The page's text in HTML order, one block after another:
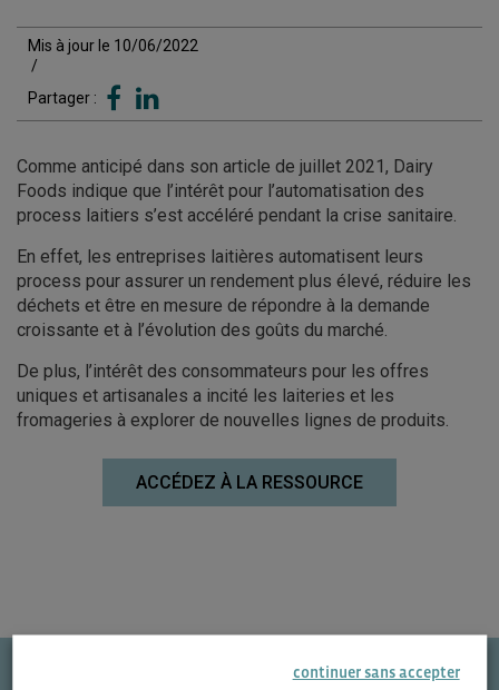
Mis à jour le 10/06/2022
/
Partager :
Comme anticipé dans son article de juillet 2021, Dairy
Foods indique que l’intérêt pour l’automatisation des
process laitiers s’est accéléré pendant la crise sanitaire.
En effet, les entreprises laitières automatisent leurs
process pour assurer un rendement plus élevé, réduire les
déchets et être en mesure de répondre à la demande
croissante et à l’évolution des goûts du marché.
De plus, l’intérêt des consommateurs pour les offres
uniques et artisanales a incité les laiteries et les
fromageries à explorer de nouvelles lignes de produits.
ACCÉDEZ À LA RESSOURCE
continuer sans accepter